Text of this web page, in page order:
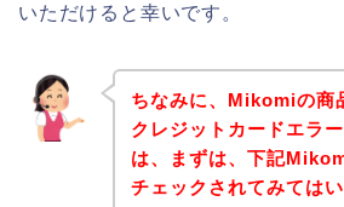
いただけると幸いです。
ちなみに、Mikomiの商
クレジットカードエラ
は、まずは、下記
チェックされてみては